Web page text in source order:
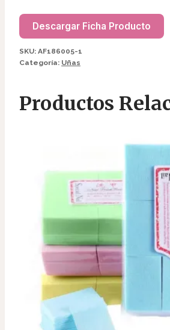
AF186005-
1
cantidad
Descargar Ficha Producto
SKU: AF186005-1
Categoría: Uñas
Productos